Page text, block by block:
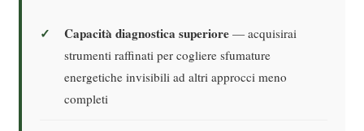
Capacità diagnostica superiore — acquisirai
strumenti raffinati per cogliere sfumature
energetiche invisibili ad altri approcci meno
completi